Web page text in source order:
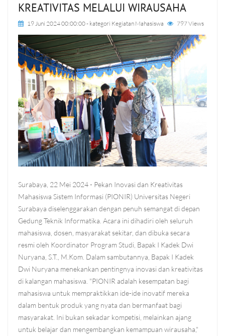
KREATIVITAS MELALUI WIRAUSAHA
19 Juni 2024 00:00:00- kategori Kegiatan Mahasiswa 797 Views
Surabaya, 22 Mei 2024 - Pekan Inovasi dan Kreativitas
Mahasiswa Sistem Informasi (PIONIR) Universitas Negeri
Surabaya diselenggarakan dengan penuh semangat di depan
Gedung Teknik Informatika. Acara ini dihadiri oleh seluruh
mahasiswa, dosen, masyarakat sekitar, dan dibuka secara
resmi oleh Koordinator Program Studi, Bapak I Kadek Dwi
Nuryana, S.T., M.Kom. Dalam sambutannya, Bapak I Kadek
Dwi Nuryana menekankan pentingnya inovasi dan kreativitas
di kalangan mahasiswa. "PIONIR adalah kesempatan bagi
mahasiswa untuk mempraktikkan ide-ide inovatif mereka
dalam bentuk produk yang nyata dan bermanfaat bagi
masyarakat. Ini bukan sekadar kompetisi, melainkan ajang
untuk belajar dan mengembangkan kemampuan wirausaha,"